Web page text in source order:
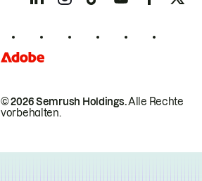
© 2026 Semrush Holdings.Alle Rechte
vorbehalten.